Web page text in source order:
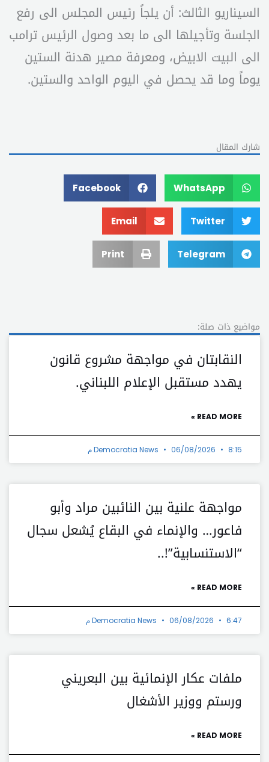
السيناريو الثالث: أن يلجاً رئيس المجلس الى رفع
الجلسة وتأجيلها الى ما بعد وصول الرئيس ترامب
الى البيت الابيض، ومعرفة مصير هدنة الستين
يوماً وما قد يحصل في اليوم الواحد والستين.
شارك المقال
WhatsApp
Facebook
Twitter
Email
Telegram
Print
مواضيع ذات صلة:
النقابتان في مواجهة مشروع قانون
يهدد مستقبل الإعلام اللبناني.
READ MORE »
Democratia News 06/08/2026 8:15 م
مواجهة علنية بين النائبين مراد وأبو
فاعور… والإنماء في البقاع يُشعل سجال
“الاستنسابية”!..
READ MORE »
Democratia News 06/08/2026 6:47 م
ملفات عكار الإنمائية بين البعريني
ورستم ووزير الأشغال
READ MORE »